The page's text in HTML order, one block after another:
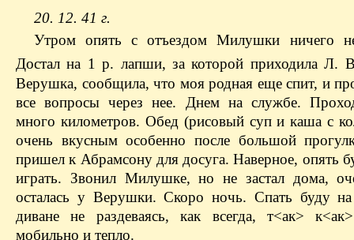
20. 12. 41 г.
Утром опять с отъездом Милушки ничего
Достал на 1 р. лапши, за которой приходила Л.
Верушка, сообщила, что моя родная еще спит, и
все вопросы через нее. Днем на службе.
много километров. Обед (рисовый суп и каша с
очень вкусным особенно после большой
пришел к Абрамсону для досуга. Наверное, опять
играть. Звонил Милушке, но не застал дома,
осталась у Верушки. Скоро ночь. Спать буду на
диване не раздеваясь, как всегда, т<ак>
мобильно и тепло.